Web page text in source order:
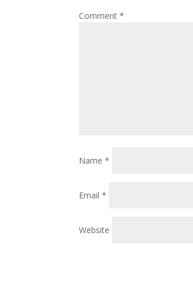
Comment*
Name*
Email*
Website